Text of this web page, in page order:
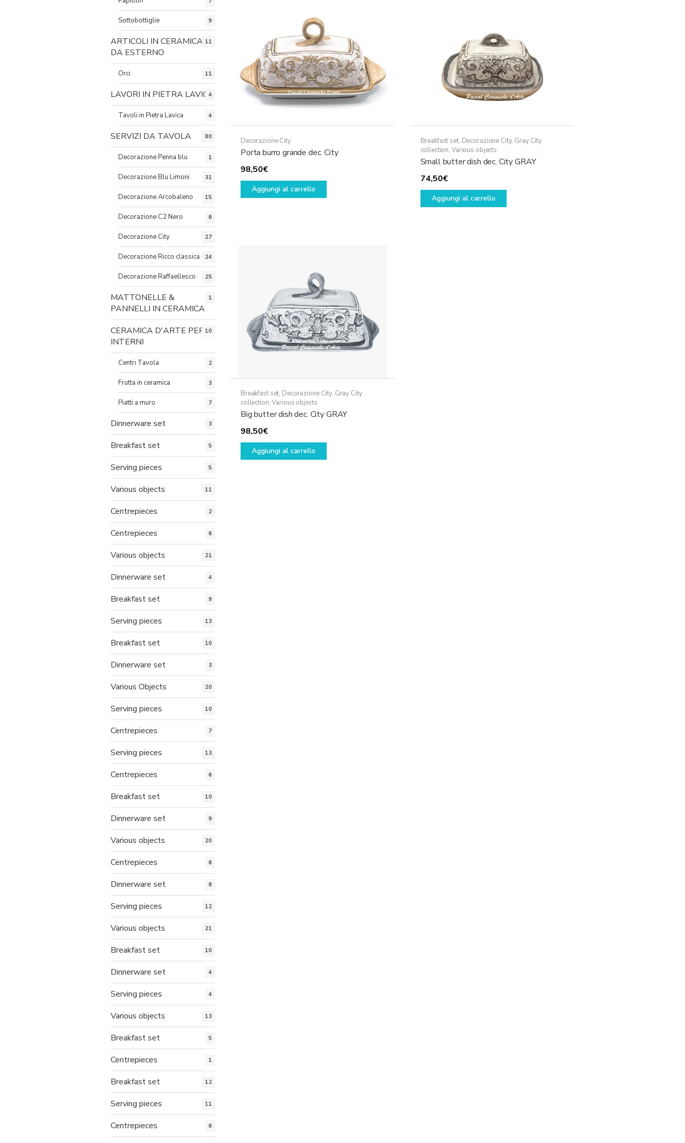
possono
essere
scelte
nella
pagina
del
prodotto
essere
scelte
nella
pagina
del
prodotto
Decorazione City
Porta burro grande dec. City
98,50€
Aggiungi al carrello
Breakfast set, Decorazione City, Gray City
collection, Various objects
Small butter dish dec. City GRAY
74,50€
Aggiungi al carrello
Breakfast set, Decorazione City, Gray City
collection,Various objects
Big butter dish dec. City GRAY
98,50€
Aggiungi al carrello
Sottobottiglie 9
ARTICOLI IN CERAMICA
DA ESTERNO
11
Orci 11
LAVORI IN PIETRA LAVICA
4
Tavoli in Pietra Lavica 4
SERVIZI DA TAVOLA 80
Decorazione Penna blu 1
Decorazione Blu Limoni 31
Decorazione Arcobaleno 15
Decorazione C2 Nero 6
Decorazione City 27
Decorazione Ricco classica 24
Decorazione Raffaellesco 25
MATTONELLE &
PANNELLI IN CERAMICA
1
CERAMICA D'ARTE PER
INTERNI
10
Centri Tavola 2
Frutta in ceramica 3
Piatti a muro 7
Dinnerware set 3
Breakfast set 5
Serving pieces 5
Various objects 11
Centrepieces 2
Centrepieces 6
Various objects 21
Dinnerware set 4
Breakfast set 9
Serving pieces 13
Breakfast set 10
Dinnerware set 3
Various Objects 20
Serving pieces 10
Centrepieces 7
Serving pieces 13
Centrepieces 6
Breakfast set 10
Dinnerware set 9
Various objects 20
Centrepieces 6
Dinnerware set 8
Serving pieces 12
Various objects 21
Breakfast set 10
Dinnerware set 4
Serving pieces 4
Various objects 13
Breakfast set 5
Centrepieces 1
Breakfast set 12
Serving pieces 11
Centrepieces 6